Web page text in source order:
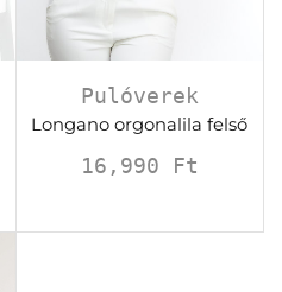
Pulóverek
Longano orgonalila felső
16,990 Ft